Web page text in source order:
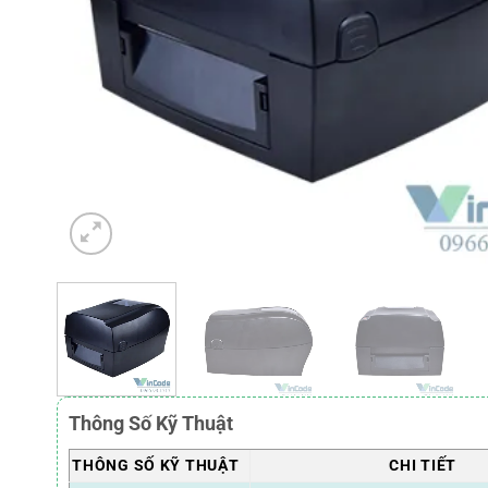
Thông Số Kỹ Thuật
THÔNG SỐ KỸ THUẬT
CHI TIẾT